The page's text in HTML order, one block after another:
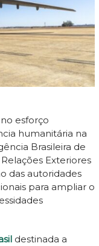
esforço
humanitária na
Brasileira de
Exteriores
das autoridades
para ampliar o
destinada a